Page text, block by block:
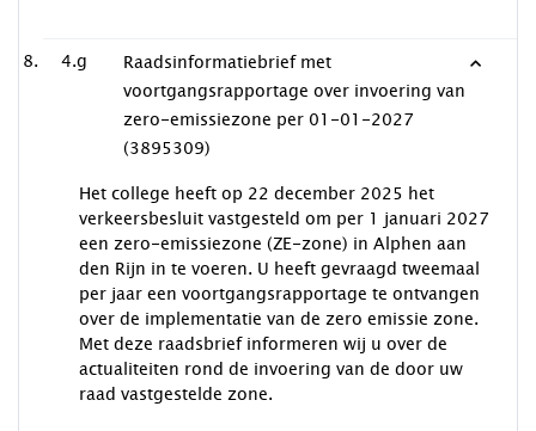
4.g
Raadsinformatiebrief met
voortgangsrapportage over invoering van
zero-emissiezone per 01-01-2027
(3895309)
Het college heeft op 22 december 2025 het
verkeersbesluit vastgesteld om per 1 januari 2027
een zero-emissiezone (ZE-zone) in Alphen aan
den Rijn in te voeren. U heeft gevraagd tweemaal
per jaar een voortgangsrapportage te ontvangen
over de implementatie van de zero emissie zone.
Met deze raadsbrief informeren wij u over de
actualiteiten rond de invoering van de door uw
raad vastgestelde zone.